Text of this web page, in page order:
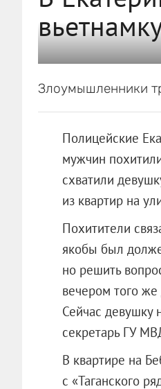
Злоумышленники
Полицейские
мужчин
схватили
из квартир на
Похитители
якобы был
но решить
вечером того
Сейчас девушку
секретарь ГУ
В квартире на
с «Таганского